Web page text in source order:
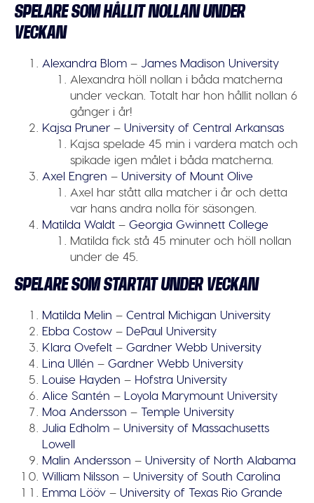
SPELARE SOM HÅLLIT NOLLAN UNDER
VECKAN
Alexandra Blom –James Madison University
Alexandra höll nollan i båda matcherna
under veckan. Totalt har hon hållit nollan 6
gånger i år!
Kajsa Pruner – University of Central Arkansas
Kajsa spelade 45 min i vardera match och
spikade igen målet i båda matcherna.
Axel Engren – University of Mount Olive
Axel har stått alla matcher i år och detta
var hans andra nolla för säsongen.
Matilda Waldt –Georgia Gwinnett College
Matilda fick stå 45 minuter och höll nollan
under de 45.
SPELARE SOM STARTAT UNDER VECKAN
Matilda Melin –Central Michigan University
Ebba Costow – DePaul University
Klara Ovefelt –Gardner Webb University
Lina Ullén –Gardner Webb University
Louise Hayden – Hofstra University
Alice Santén – Loyola Marymount University
Moa Andersson –Temple University
Julia Edholm – University of Massachusetts
Lowell
Malin Andersson – University of North Alabama
William Nilsson – University of South Carolina
Emma Lööv – University of Texas Rio Grande